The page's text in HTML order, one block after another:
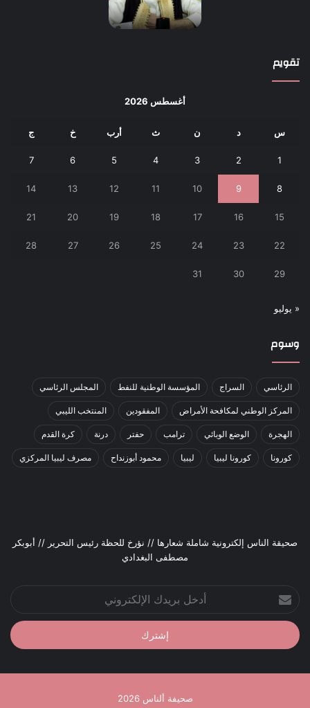
تقويم
أغسطس 2026
س د ن ث أرب خ ج
1
2
3
4
5
6
7
8
9
10
11
12
13
14
15
16
17
18
19
20
21
22
23
24
25
26
27
28
29
30
31
« يوليو
وسوم
الرئاسي السراج المؤسسة الوطنية للنفط المجلس الرئاسي
المركز الوطني لمكافحة الأمراض المفقودين المنتخب الليبي
الهجرة الوضع الوبائي ترامب حفتر درنة كرة القدم
كورونا كورونا ليبيا ليبيا محمود أبوزنداح مصرف ليبيا المركزي
صحيقة الناس إلكترونية شاملة شعارها // نؤرخ للحظة رئيس التحرير // أبوبكر
مصطفى البغدادي
أدخل
بريدك
الإلكتروني
صحيفة ألناس 2026